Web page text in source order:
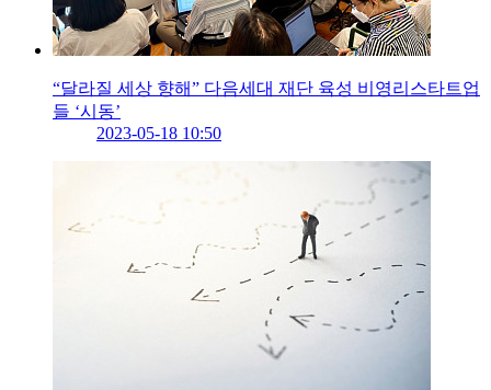
“달라질 세상 향해” 다음세대 재단 육성 비영리스타트업
들 ‘시동’
2023-05-18 10:50